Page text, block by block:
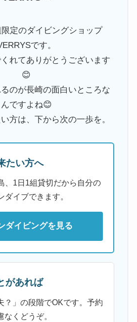
定のダイビングショップ
です。
れてありがとうございます
😊
のが長崎の面白いところな
んですよね😊
方は、下から次の一歩を。
たい方へ
、1日1組貸切だから自分の
ダイブできます。
ダイビングを見る
があれば
？」の段階でOKです。予約
くどうぞ。